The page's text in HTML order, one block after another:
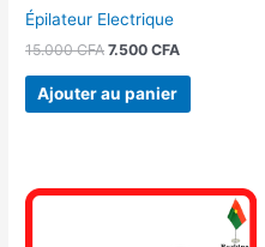
Épilateur Electrique
15.000CFA 7.500CFA
Ajouter au panier